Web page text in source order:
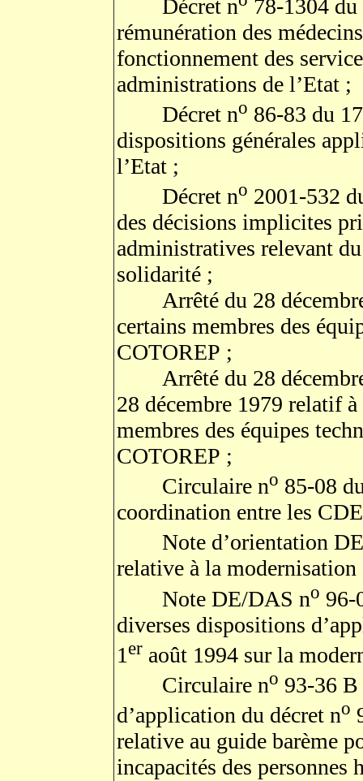
Décret n
78-1304
rémunération des
fonctionnement des
administrations de l’Etat ;
Décret no 86-83 du
dispositions générales
l’Etat ;
Décret no 2001-532
des décisions implicites
administratives relevant
solidarité ;
Arrêté du 28 décembre
certains membres des
COTOREP ;
Arrêté du 28 décembre
28 décembre 1979 relatif
membres des équipes
COTOREP ;
Circulaire no 85-08
coordination entre les
Note d’orientation
relative à la
Note DE/DAS no 96-
diverses dispositions
1 er août 1994 sur la
Circulaire no 93-36 B
d’application du décret no
relative au guide barème
incapacités des personnes